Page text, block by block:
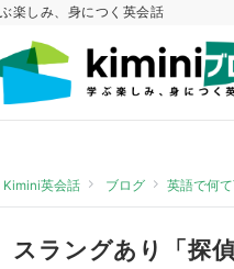
楽しみ、身につく英会話
Kimini英会話 ブログ 英語で何て
スラングあり「探